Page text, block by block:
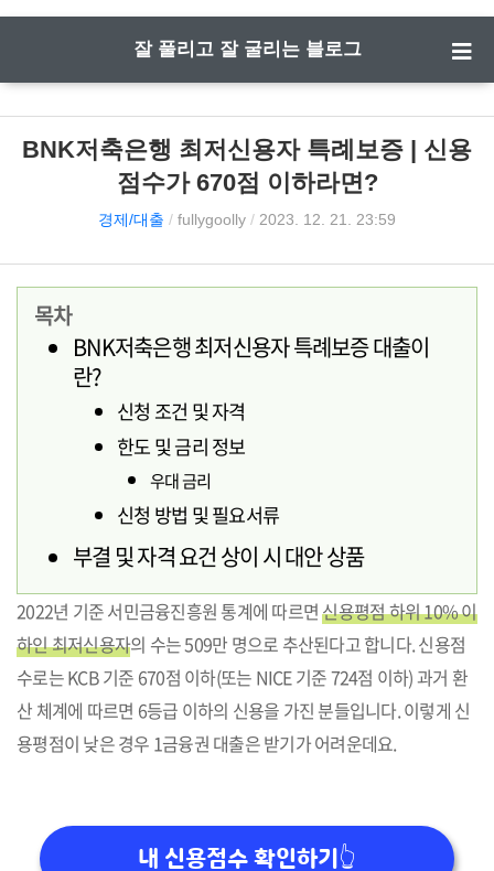
잘 풀리고 잘 굴리는 블로그
BNK저축은행 최저신용자 특례보증 | 신용
점수가 670점 이하라면?
경제/대출 / fullygoolly / 2023. 12. 21. 23:59
목차
BNK저축은행 최저신용자 특례보증 대출이
란?
신청 조건 및 자격
한도 및 금리 정보
우대 금리
신청 방법 및 필요서류
부결 및 자격 요건 상이 시 대안 상품
2022년 기준 서민금융진흥원 통계에 따르면신용평점 하위 10% 이
하인 최저신용자의 수는 509만 명으로 추산된다고 합니다. 신용점
수로는 KCB 기준 670점 이하(또는 NICE 기준 724점 이하) 과거 환
산 체계에 따르면 6등급 이하의 신용을 가진 분들입니다. 이렇게 신
용평점이 낮은 경우 1금융권 대출은 받기가 어려운데요.
내 신용점수 확인하기👆